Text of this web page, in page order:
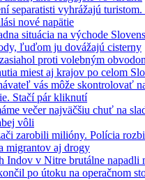
separatisti vyhrážajú
nové napätie
situácia na východe
ľuďom ju dovážajú cisterny
proti volebným
miest aj krajov po celom
vás môže skontrolovať
Stačí pár kliknutí
večer najväčšiu chuť na
vôli
zarobili milióny. Polícia
migrantov aj drogy
Indov v Nitre brutálne napadli
po útoku na operačnom